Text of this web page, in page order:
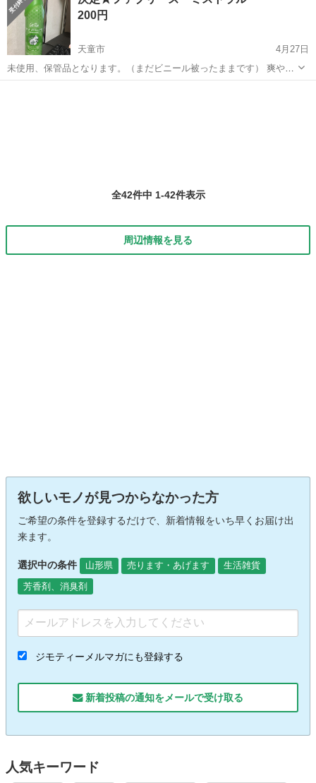
200円
天童市
4月27日
未使用、保管品となります。（まだビニール被ったままです） 爽やか
なニュージーランド ブリーズの香り 外出自粛の時ストレスを少しで
全42件中 1-42件表示
周辺情報を見る
欲しいモノが見つからなかった方
ご希望の条件を登録するだけで、新着情報をいち早くお届け出
来ます。
選択中の条件 山形県 売ります・あげます
生活雑貨
芳香剤、消臭剤
ジモティーメルマガにも登録する
新着投稿の通知をメールで受け取る
人気キーワード